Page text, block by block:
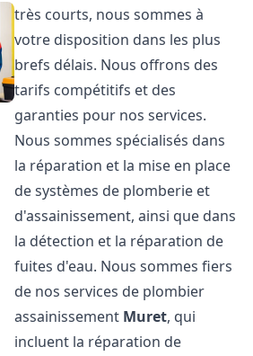
très courts, nous sommes à
votre disposition dans les plus
brefs délais. Nous offrons des
tarifs compétitifs et des
garanties pour nos services.
Nous sommes spécialisés dans
la réparation et la mise en place
de systèmes de plomberie et
d'assainissement, ainsi que dans
la détection et la réparation de
fuites d'eau. Nous sommes fiers
de nos services de plombier
assainissement Muret, qui
incluent la réparation de